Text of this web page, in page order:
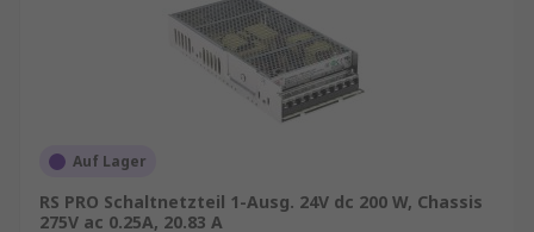
Ausgangsspannung liefern und ausreichend
Leistung für alle angeschlossenen Komponenten
wählen? Ein Schaltnetzteil 12V eignet sich für
elektronische Geräte, LED-Systeme, Sensoren
und weitere Anwendungen mit 12V-
Auf Lager
RS PRO Schaltnetzteil 1-Ausg. 24V dc 200 W, Chassis
275V ac 0.25A, 20.83 A